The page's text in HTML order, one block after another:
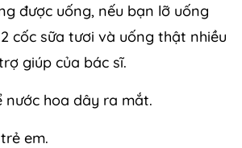
được uống, nếu bạn lỡ uống
cốc sữa tươi và uống thật nhiều
giúp của bác sĩ.
nước hoa dây ra mắt.
em.